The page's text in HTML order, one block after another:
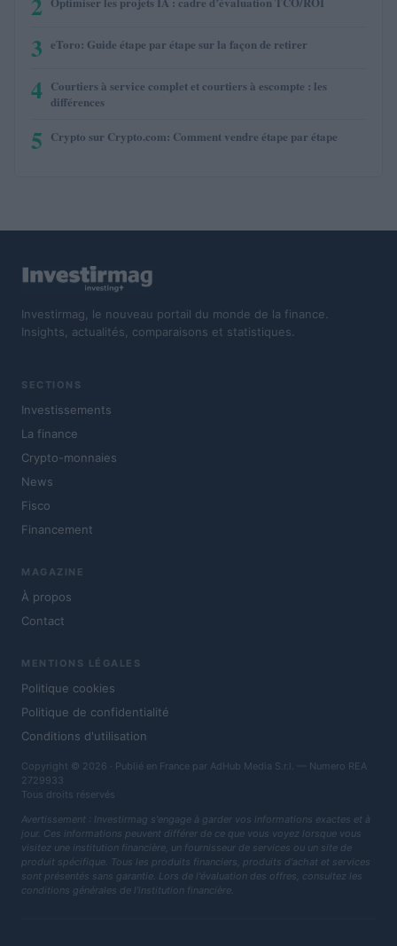
3 eToro: Guide étape par étape sur la façon de retirer
4 Courtiers à service complet et courtiers à escompte : les
différences
5 Crypto sur Crypto.com: Comment vendre étape par étape
Investirmag, le nouveau portail du monde de la finance.
Insights, actualités, comparaisons et statistiques.
SECTIONS
Investissements
La finance
Crypto-monnaies
News
Fisco
Financement
MAGAZINE
À propos
Contact
MENTIONS LÉGALES
Politique cookies
Politique de confidentialité
Conditions d'utilisation
Copyright © 2026 · Publié en France par AdHub Media S.r.l. — Numero REA
2729933
Tous droits réservés
Avertissement : Investirmag s'engage à garder vos informations exactes et à
jour. Ces informations peuvent différer de ce que vous voyez lorsque vous
visitez une institution financière, un fournisseur de services ou un site de
produit spécifique. Tous les produits financiers, produits d'achat et services
sont présentés sans garantie. Lors de l'évaluation des offres, consultez les
conditions générales de l'institution financière.